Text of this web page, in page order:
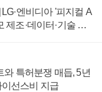
엔비디아 '피지컬 A
제조·데이터·기술 결
특허분쟁 매듭, 5년
선스비 지급